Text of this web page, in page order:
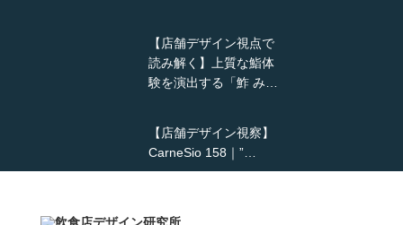
【店舗デザイン視点で
読み解く】上質な鮨体
験を演出する「鮓 み…
【店舗デザイン視察】
CarneSio 158｜”…